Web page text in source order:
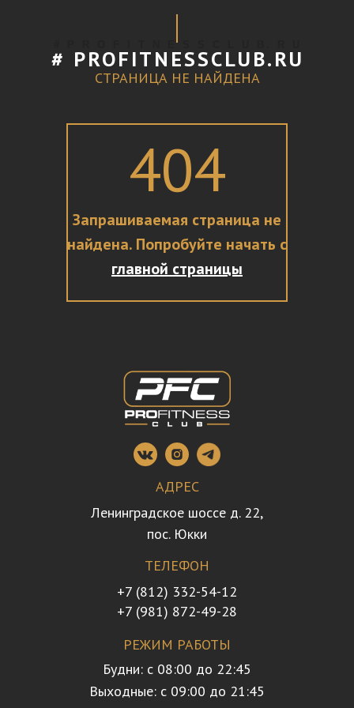
404
Запрашиваемая страница не
найдена. Попробуйте начать с
главной страницы
# P R O F I T N E S S C L U B. R U
СТРАНИЦА НЕ НАЙДЕНА
# PROFITNESSCLUB.RU
ТЕЛЕФОН
+7 (812) 332-54-12
+7 (981) 872-49-28
РЕЖИМ РАБОТЫ
Будни: с 08:00 до 22:45
Выходные: с 09:00 до 21:45
АДРЕС
Ленинградское шоссе д. 22,
пос. Юкки